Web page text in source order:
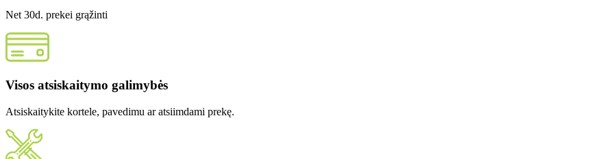
Net 30d. prekei grąžinti
Visos atsiskaitymo galimybės
Atsiskaitykite kortele, pavedimu ar atsiimdami prekę.